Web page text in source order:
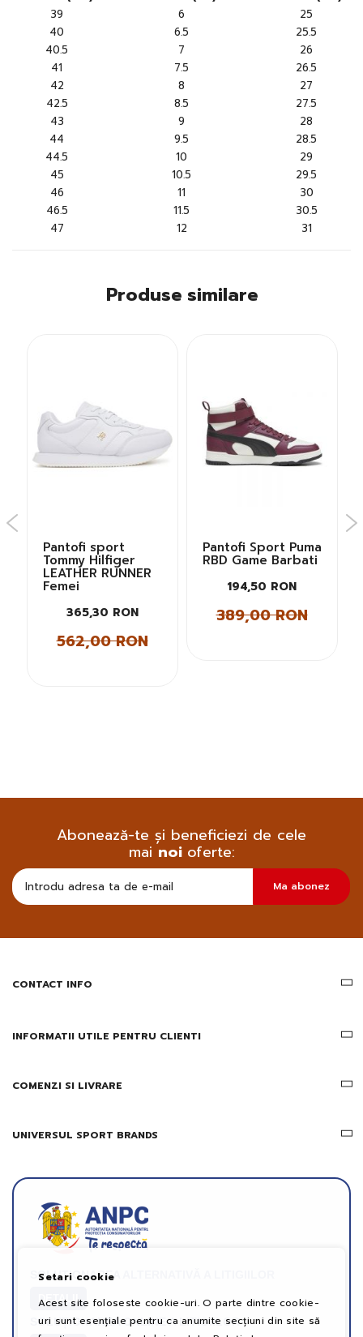
39
6
25
40
6.5
25.5
40.5
7
26
41
7.5
26.5
42
8
27
42.5
8.5
27.5
43
9
28
44
9.5
28.5
44.5
10
29
45
10.5
29.5
46
11
30
46.5
11.5
30.5
47
12 31
Produse similare
Pantofi sport
Tommy Hilfiger
LEATHER RUNNER
Femei
365,30 RON
562,00 RON
Pantofi Sport Puma
RBD Game Barbati
194,50 RON
389,00 RON
Abonează-te și beneficiezi de cele
mainoi oferte:
sa
primesc
informatii
Ma abonez
CONTACT INFO
INFORMATII UTILE PENTRU CLIENTI
COMENZI SI LIVRARE
UNIVERSUL SPORT BRANDS
SOLUȚIONAREA ALTERNATIVĂ A LITIGIILOR
DETALII
SOLUȚIONAREA ONLINE A LITIGIILOR
Setari cookie
Acest site foloseste cookie-uri. O parte dintre cookie-
uri sunt esențiale pentru ca anumite secțiuni din site să